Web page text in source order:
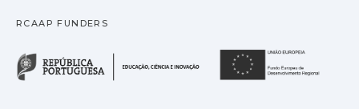
RCAAP FUNDERS
República Portuguesa